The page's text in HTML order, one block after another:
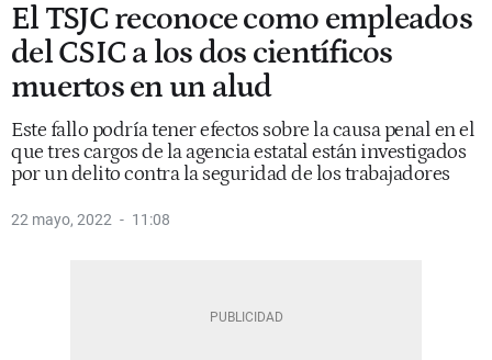
El TSJC reconoce como empleados
del CSIC a los dos científicos
muertos en un alud
Este fallo podría tener efectos sobre la causa penal en el
que tres cargos de la agencia estatal están investigados
por un delito contra la seguridad de los trabajadores
22 mayo, 2022 11:08